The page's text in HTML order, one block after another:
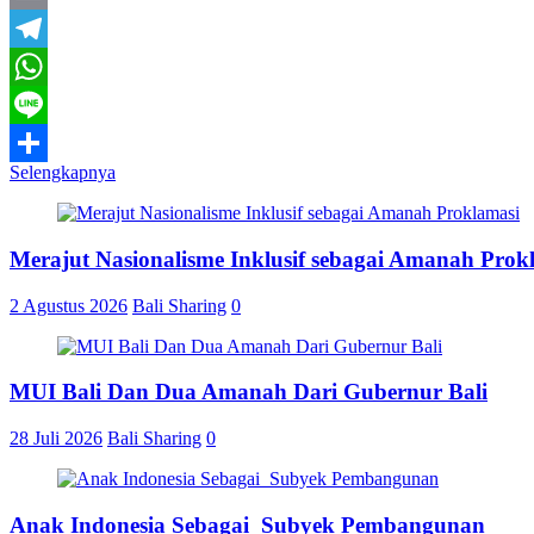
Email
Telegram
WhatsApp
Line
Share
Selengkapnya
Merajut Nasionalisme Inklusif sebagai Amanah
2 Agustus 2026 Bali Sharing 0
MUI Bali Dan Dua Amanah Dari Gubernur Bali
28 Juli 2026 Bali Sharing 0
Anak Indonesia Sebagai Subyek Pembangunan